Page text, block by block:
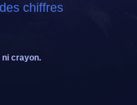
chiffres
ni crayon.